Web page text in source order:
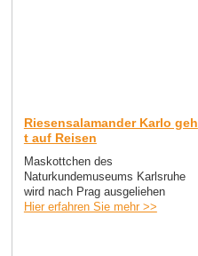
Riesensalamander Karlo geh
t auf Reisen
Maskottchen des
Naturkundemuseums Karlsruhe
wird nach Prag ausgeliehen
Hier erfahren Sie mehr >>